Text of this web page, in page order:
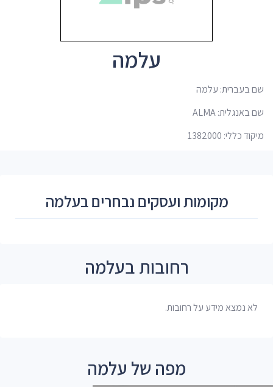
עלמה
שם בעברית: עלמה
שם באנגלית: ALMA
מיקוד כללי: 1382000
מקומות ועסקים נבחרים בעלמה
רחובות בעלמה
לא נמצא מידע על רחובות.
מפה של עלמה